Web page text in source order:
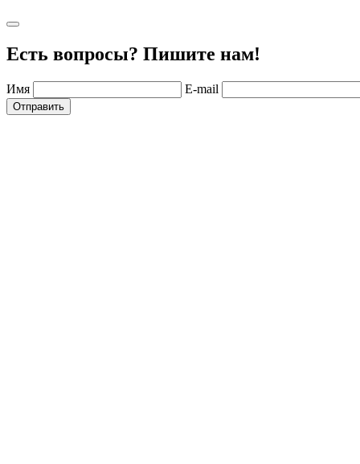
Есть вопросы? Пишите нам!
Имя E-mail